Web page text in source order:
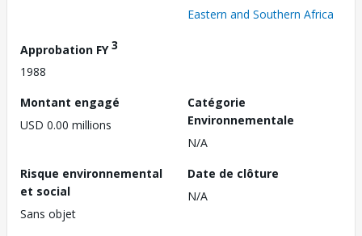
Eastern and Southern Africa
Approbation FY3
1988
Montant engagé
USD 0.00 millions
Catégorie
Environnementale
N/A
Risque environnemental
et social
Sans objet
Date de clôture
N/A